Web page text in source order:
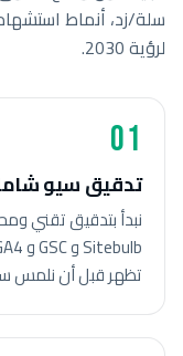
سلة/زد، أنماط
لرؤية 2030.
01
تدقيق سيو
تظهر قبل أن نلمس